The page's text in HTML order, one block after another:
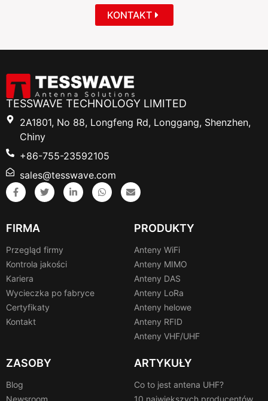
KONTAKT
TESSWAVE TECHNOLOGY LIMITED
2A1801, No 88, Longfeng Rd, Longgang, Shenzhen,
Chiny
+86-755-23592105
sales@tesswave.com
FIRMA
Przegląd firmy
Kontrola jakości
Kariera
Wycieczka po fabryce
Certyfikaty
Kontakt
PRODUKTY
Anteny WiFi
Anteny MIMO
Anteny DAS
Anteny LoRa
Anteny helowe
Anteny RFID
Anteny VHF/UHF
ZASOBY
Blog
Newsroom
ARTYKUŁY
Co to jest antena UHF?
10 największych producentów